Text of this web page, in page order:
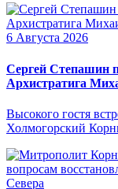
6 Августа 2026
Сергей Степашин
Архистратига
Высокого гостя
Холмогорский